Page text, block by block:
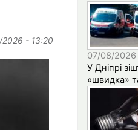
2026 - 13:20
07/08/2026
У Дніпрі
«швидка»